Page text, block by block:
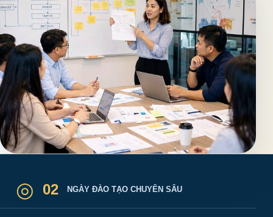
◎ 02 NGÀY ĐÀO TẠO CHUYÊN SÂU